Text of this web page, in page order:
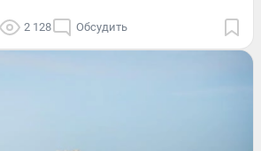
2 128 Обсудить